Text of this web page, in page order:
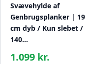
Svævehylde af
Genbrugsplanker | 19
cm dyb / Kun slebet /
140…
1.099 kr.